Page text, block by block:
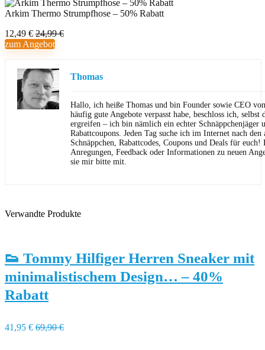
Arkim Thermo Strumpfhose – 50% Rabatt
12,49 € 24,99 €
zum Angebot
Thomas
Hallo, ich heiße Thomas und bin Founder sowie CEO
häufig gute Angebote verpasst habe, beschloss ich,
ergreifen – ich bin nämlich ein echter Schnäppchenjäger
Rabattcoupons. Jeden Tag suche ich im Internet nach den
Schnäppchen, Rabattcodes, Coupons und Deals für euch!
Anregungen, Feedback oder Informationen zu neuen
sie mir bitte mit.
Verwandte Produkte
👟 Tommy Hilfiger Herren Sneaker mit
minimalistischem Design… – 40%
Rabatt
41,95 € 69,90 €